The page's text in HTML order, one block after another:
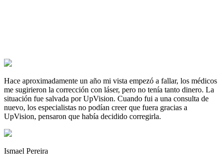
Hace aproximadamente un año mi vista empezó a fallar, los médicos
me sugirieron la corrección con láser, pero no tenía tanto dinero. La
situación fue salvada por UpVision. Cuando fui a una consulta de
nuevo, los especialistas no podían creer que fuera gracias a
UpVision, pensaron que había decidido corregirla.
Ismael Pereira